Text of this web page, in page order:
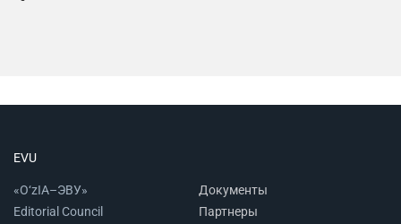
EVU
«O‘zIA–ЭВУ»
Editorial Council
Документы
Партнеры